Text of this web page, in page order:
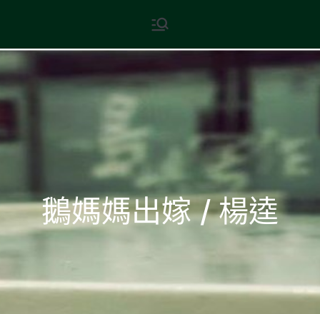
content
現代文學
地球小如鴿卵，/ 我輕輕地將它
鵝媽媽出嫁 / 楊逵